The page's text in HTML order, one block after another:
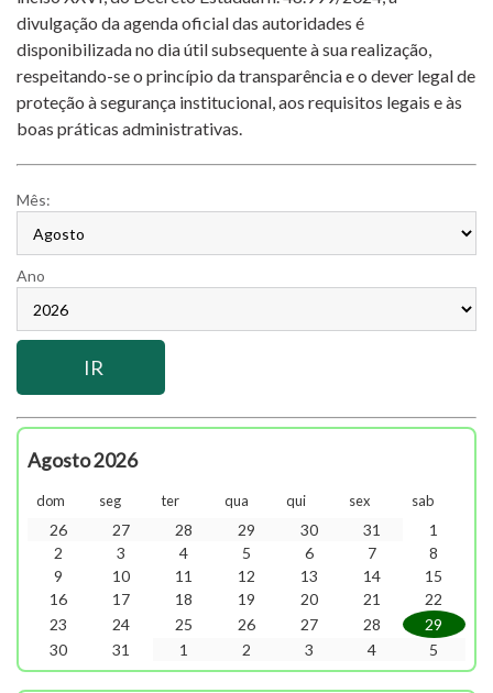
divulgação da agenda oficial das autoridades é
disponibilizada no dia útil subsequente à sua realização,
respeitando-se o princípio da transparência e o dever legal de
proteção à segurança institucional, aos requisitos legais e às
boas práticas administrativas.
Mês:
Ano
Agosto 2026
dom seg ter qua qui sex sab
26 27 28 29 30 31
1
2
3 4 5 6 7
8
9
10 11 12 13 14
15
16
17 18 19 20 21
22
23
24 25 26 27 28
29
30
31 1 2 3 4 5